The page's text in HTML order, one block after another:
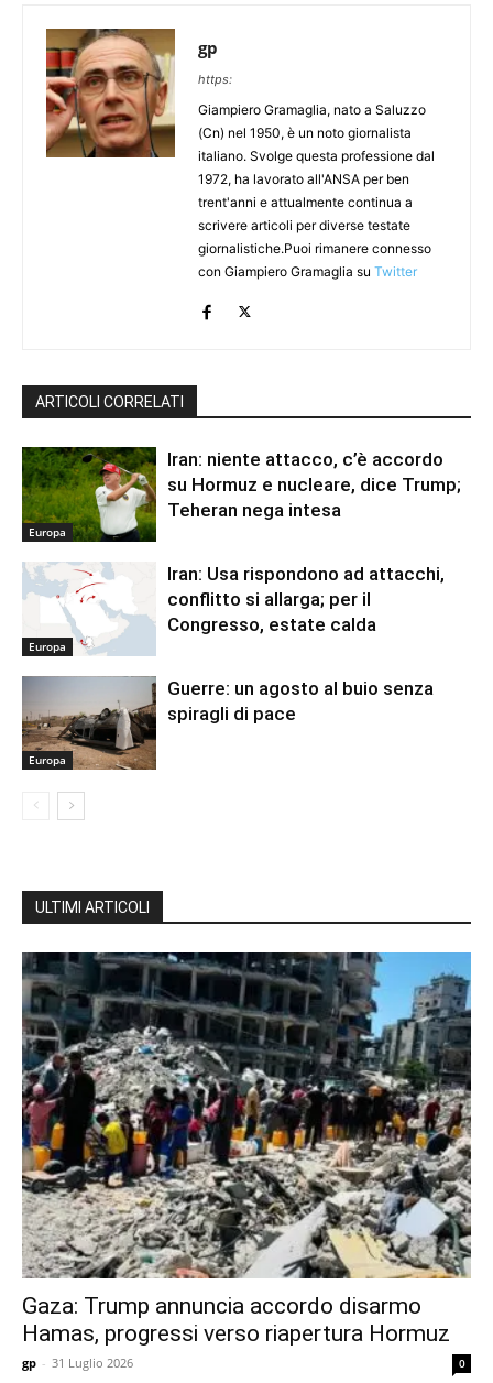
gp
https:
Giampiero Gramaglia, nato a Saluzzo
(Cn) nel 1950, è un noto giornalista
italiano. Svolge questa professione dal
1972, ha lavorato all'ANSA per ben
trent'anni e attualmente continua a
scrivere articoli per diverse testate
giornalistiche.Puoi rimanere connesso
con Giampiero Gramaglia su Twitter
ARTICOLI CORRELATI
Europa
Iran: niente attacco, c’è accordo
su Hormuz e nucleare, dice Trump;
Teheran nega intesa
Europa
Iran: Usa rispondono ad attacchi,
conflitto si allarga; per il
Congresso, estate calda
Europa
Guerre: un agosto al buio senza
spiragli di pace
ULTIMI ARTICOLI
Gaza: Trump annuncia accordo disarmo
Hamas, progressi verso riapertura Hormuz
gp - 31 Luglio 2026 0